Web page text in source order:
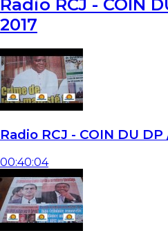
Radio RCJ - COIN
2017
Radio RCJ - COIN DU
00:40:04